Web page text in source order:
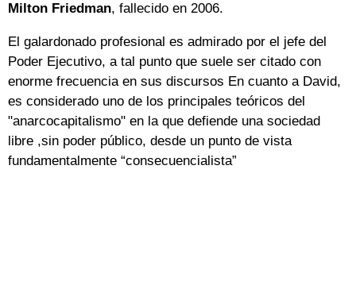
Milton Friedman, fallecido en 2006.
El galardonado profesional es admirado por el jefe del
Poder Ejecutivo, a tal punto que suele ser citado con
enorme frecuencia en sus discursos En cuanto a David,
es considerado uno de los principales teóricos del
"anarcocapitalismo" en la que defiende una sociedad
libre ,sin poder público, desde un punto de vista
fundamentalmente “consecuencialista”